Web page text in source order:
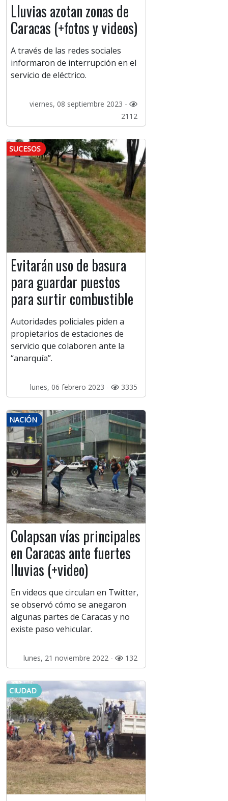
Lluvias azotan zonas de
Caracas (+fotos y videos)
A través de las redes sociales
informaron de interrupción en el
servicio de eléctrico.
viernes, 08 septiembre 2023 -
2112
SUCESOS
Evitarán uso de basura
para guardar puestos
para surtir combustible
Autoridades policiales piden a
propietarios de estaciones de
servicio que colaboren ante la
“anarquía”.
lunes, 06 febrero 2023 - 3335
NACIÓN
Colapsan vías principales
en Caracas ante fuertes
lluvias (+video)
En videos que circulan en Twitter,
se observó cómo se anegaron
algunas partes de Caracas y no
existe paso vehicular.
lunes, 21 noviembre 2022 - 132
CIUDAD